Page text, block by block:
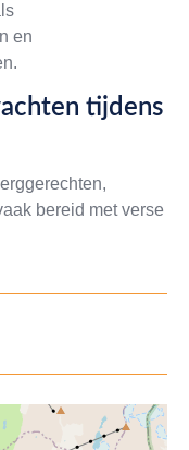
en
tijdens
bereid met verse